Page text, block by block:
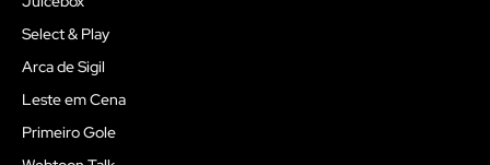
Select & Play
Arca de Sigil
Leste em Cena
Primeiro Gole